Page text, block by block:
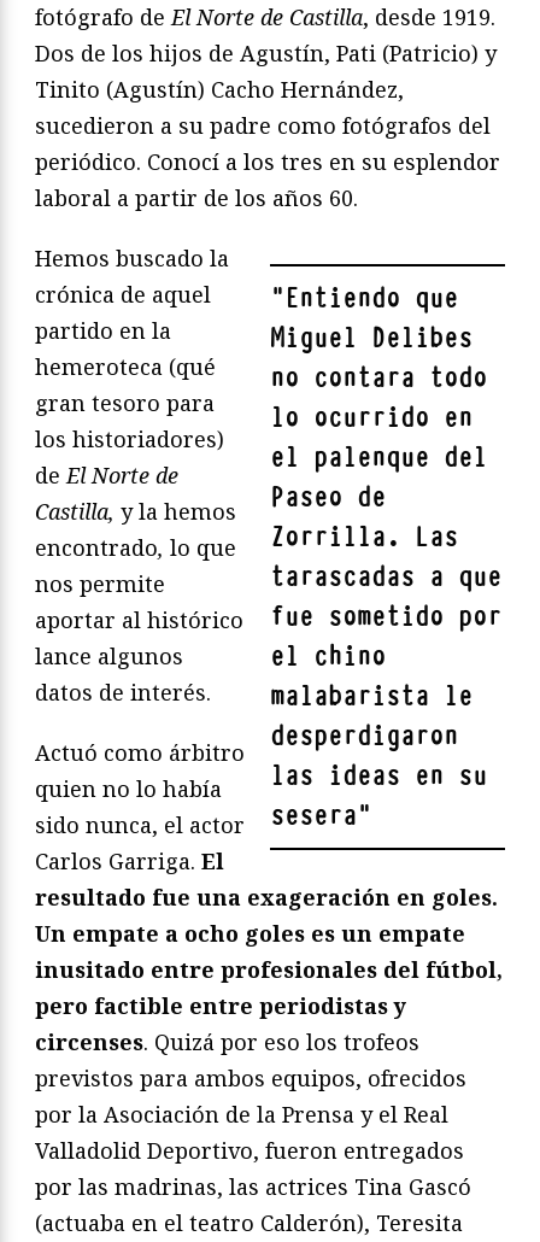
fotógrafo de El Norte de Castilla, desde 1919.
Dos de los hijos de Agustín, Pati (Patricio) y
Tinito (Agustín) Cacho Hernández,
sucedieron a su padre como fotógrafos del
periódico. Conocí a los tres en su esplendor
laboral a partir de los años 60.
"Entiendo que
Miguel Delibes
no contara todo
lo ocurrido en
el palenque del
Paseo de
Zorrilla. Las
tarascadas a que
fue sometido por
el chino
malabarista le
desperdigaron
las ideas en su
sesera"
Hemos buscado la
crónica de aquel
partido en la
hemeroteca (qué
gran tesoro para
los historiadores)
de El Norte de
Castilla, y la hemos
encontrado, lo que
nos permite
aportar al histórico
lance algunos
datos de interés.
Actuó como árbitro
quien no lo había
sido nunca, el actor
Carlos Garriga. El
resultado fue una exageración en goles.
Un empate a ocho goles es un empate
inusitado entre profesionales del fútbol,
pero factible entre periodistas y
circenses. Quizá por eso los trofeos
previstos para ambos equipos, ofrecidos
por la Asociación de la Prensa y el Real
Valladolid Deportivo, fueron entregados
por las madrinas, las actrices Tina Gascó
(actuaba en el teatro Calderón), Teresita